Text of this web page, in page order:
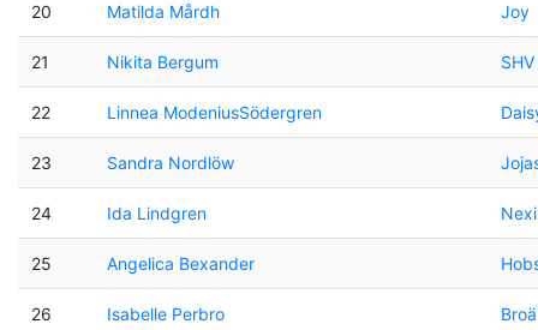
20 Matilda Mårdh Joy
21 Nikita Bergum
22 Linnea ModeniusSödergren
23 Sandra Nordlöw
24 Ida Lindgren
25 Angelica Bexander
26 Isabelle Perbro